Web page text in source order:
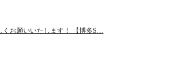
お願いいたします！ 【博多S…